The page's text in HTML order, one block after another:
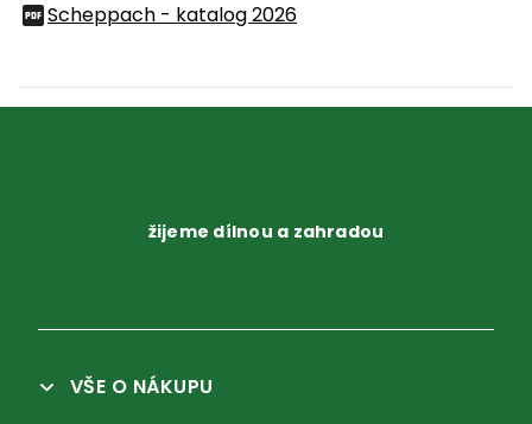
Scheppach - katalog 2026
žijeme dílnou a zahradou
VŠE O NÁKUPU